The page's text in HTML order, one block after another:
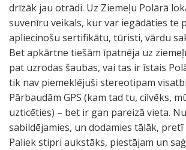
drīzāk jau otrādi. Uz Ziemeļu Polārā
suvenīru veikals, kur var iegādāties te
apliecinošu sertifikātu, tūristi, vārdu
Bet apkārtne tiešām īpatnēja uz
pat uzrodas šaubas, vai tas ir īstais
tik nav piemeklējuši stereotipam
Pārbaudām GPS (kam tad tu, cilvēks,
uzticēties) – bet ir gan pareizā vieta.
sabildējamies, un dodamies tālāk,
Paliek stipri aukstāks, piestājam un